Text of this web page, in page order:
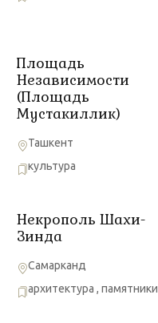
Площадь
Независимости
(Площадь
Мустакиллик)
Ташкент
культура
Некрополь Шахи-
Зинда
Самарканд
архитектура , памятники